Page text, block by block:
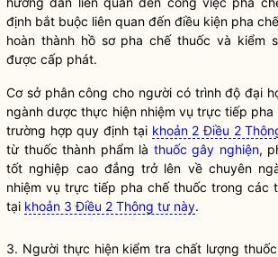
định bắt buộc liên quan đến điều kiện pha
hoàn thành hồ sơ pha chế thuốc và kiểm
được cấp phát.
Cơ sở phân công cho người có trình độ đại
ngành dược thực hiện nhiệm vụ trực tiếp
trường hợp quy định tại khoản 2 Điều 2
từ thuốc thành phẩm là thuốc gây nghiện,
tốt nghiệp cao đẳng trở lên về chuyên
nhiệm vụ trực tiếp pha chế thuốc trong các
tại khoản 3 Điều 2 Thông tư này.
3. Người thực hiện kiểm tra chất lượng